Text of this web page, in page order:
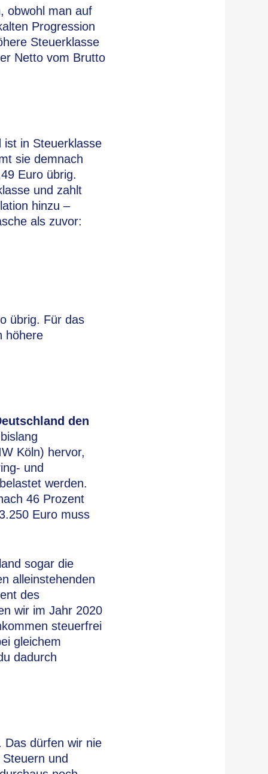
obwohl man auf
Progression
Steuerklasse
Netto vom Brutto
ist in Steuerklasse
sie demnach
Euro übrig.
und zahlt
hinzu –
als zuvor:
übrig. Für das
höhere
den
Köln) hervor,
und
werden.
46 Prozent
Euro muss
sogar die
alleinstehenden
des
wir im Jahr 2020
steuerfrei
gleichem
dadurch
Das dürfen wir nie
und